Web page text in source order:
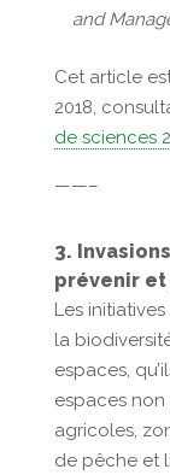
and
Cet article
2018,
de sciences
——–
3.
prévenir
Les
la
espaces,
espaces
agricoles,
de pêche et